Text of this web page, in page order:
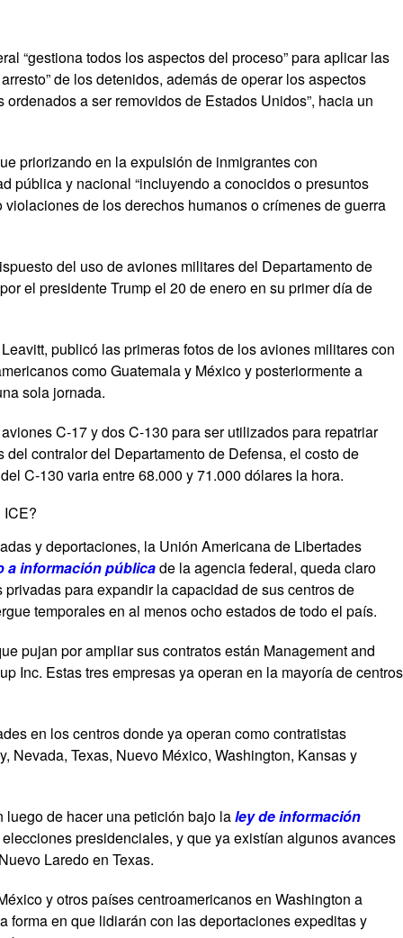
“gestiona todos los aspectos del proceso” para aplicar las
de los detenidos, además de operar los aspectos
a ser removidos de Estados Unidos”, hacia un
priorizando en la expulsión de inmigrantes con
pública y nacional “incluyendo a conocidos o presuntos
de los derechos humanos o crímenes de guerra
del uso de aviones militares del Departamento de
el presidente Trump el 20 de enero en su primer día de
publicó las primeras fotos de los aviones militares con
como Guatemala y México y posteriormente a
sola jornada.
C-17 y dos C-130 para ser utilizados para repatriar
contralor del Departamento de Defensa, el costo de
C-130 varia entre 68.000 y 71.000 dólares la hora.
ICE?
y deportaciones, la Unión Americana de Libertades
a información públicade la agencia federal, queda claro
para expandir la capacidad de sus centros de
temporales en al menos ocho estados de todo el país.
pujan por ampliar sus contratos están Management and
Inc. Estas tres empresas ya operan en la mayoría de centros
en los centros donde ya operan como contratistas
Nevada, Texas, Nuevo México, Washington, Kansas y
de hacer una petición bajo laley de información
presidenciales, y que ya existían algunos avances
Laredo en Texas.
y otros países centroamericanos en Washington a
forma en que lidiarán con las deportaciones expeditas y